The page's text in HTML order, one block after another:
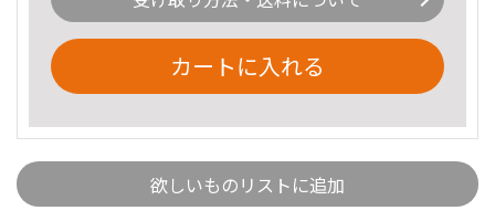
カートに入れる
欲しいものリストに追加